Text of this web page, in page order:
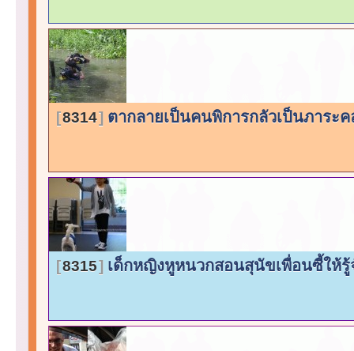
8314 ตากลายเป็นคนพิการกลัวเป็นภาระ
8315 เด็กหญิงหูหนวกสอนสุนัขเพื่อนซี้ให้